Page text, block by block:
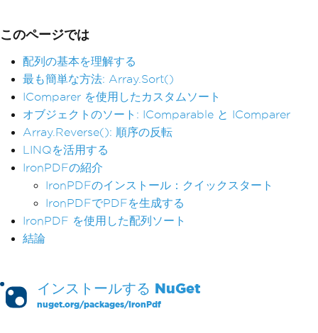
このページでは
配列の基本を理解する
最も簡単な方法: Array.Sort()
IComparer を使用したカスタムソート
オブジェクトのソート: IComparable と IComparer
Array.Reverse(): 順序の反転
LINQを活用する
IronPDFの紹介
IronPDFのインストール：クイックスタート
IronPDFでPDFを生成する
IronPDF を使用した配列ソート
結論
インストールする NuGet
nuget.org/packages/IronPdf